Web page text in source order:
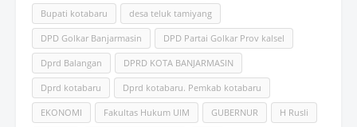
Bupati kotabaru desa teluk tamiyang
DPD Golkar Banjarmasin DPD Partai Golkar Prov kalsel
Dprd Balangan DPRD KOTA BANJARMASIN
Dprd kotabaru Dprd kotabaru. Pemkab kotabaru
EKONOMI Fakultas Hukum UlM GUBERNUR H Rusli